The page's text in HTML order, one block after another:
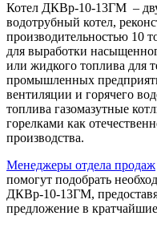
Котел ДКВр-10-13ГМ –
водотрубный котел,
производительностью 10
для выработки
или жидкого топлива для
промышленных
вентиляции и горячего
топлива газомазутные
горелками как
производства.
Менеджеры отдела продаж
помогут подобрать
ДКВр-10-13ГМ,
предложение в